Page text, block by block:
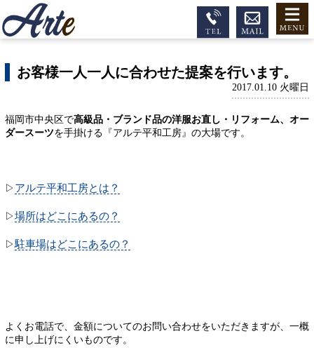
お客様一人一人に合わせた提案を行います。
2017.01.10 火曜日
福岡市中央区で高級品・ブランド品の洋服お直し・リフォーム、オー
ダースーツを手掛ける『アルテ平和工房』の大場です。
▷ アルテ平和工房とは？
▷ 場所はどこにあるの？
▷ 駐車場はどこにあるの？
よくお電話で、金額についてのお問い合わせをいただきますが、一概
に申し上げにくいものです。